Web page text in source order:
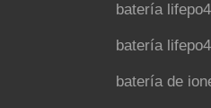
batería
batería
batería de